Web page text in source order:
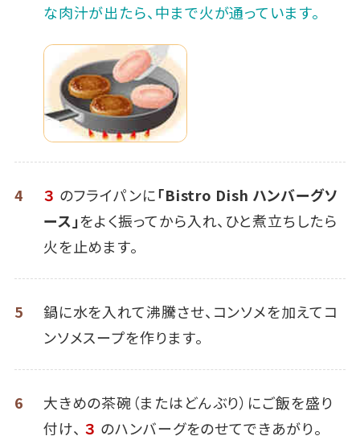
な肉汁が出たら、中まで火が通っています。
4 ３ のフライパンに「Bistro Dish ハンバーグソ
ース」をよく振ってから入れ、ひと煮立ちしたら
火を止めます。
5
鍋に水を入れて沸騰させ、コンソメを加えてコ
ンソメスープを作ります。
6
大きめの茶碗（またはどんぶり）にご飯を盛り
付け、 ３ のハンバーグをのせてできあがり。